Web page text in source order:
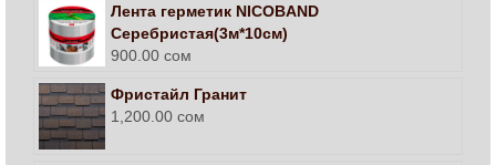
Лента герметик NICOBAND
Серебристая(3м*10см)
900.00 сом
Фристайл Гранит
1,200.00 сом